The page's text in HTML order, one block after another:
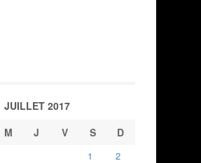
JUILLET 2017
M J V S D
1
2